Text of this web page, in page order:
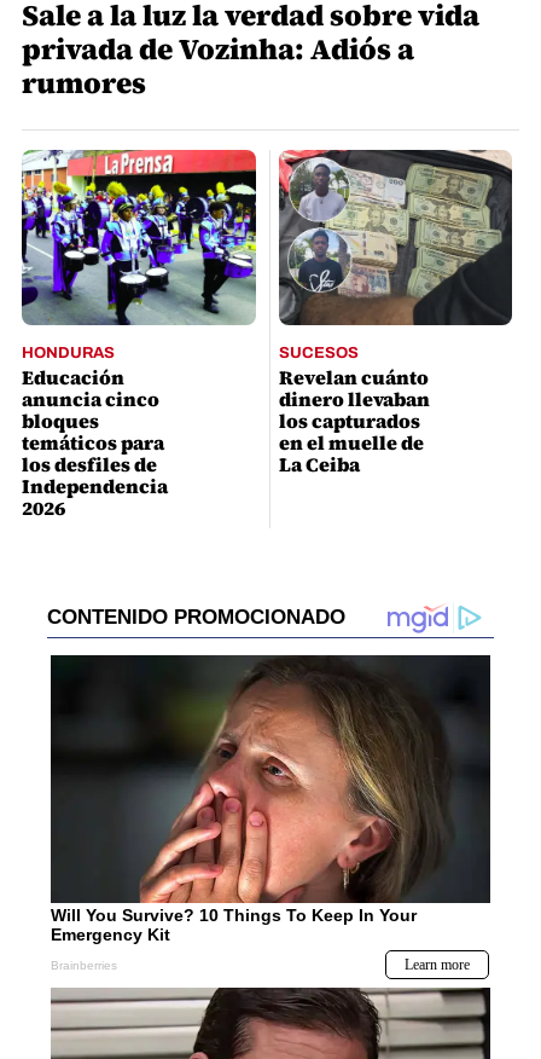
Sale a la luz la verdad sobre vida
privada de Vozinha: Adiós a
rumores
HONDURAS
Educación
anuncia cinco
bloques
temáticos para
los desfiles de
Independencia
2026
SUCESOS
Revelan cuánto
dinero llevaban
los capturados
en el muelle de
La Ceiba